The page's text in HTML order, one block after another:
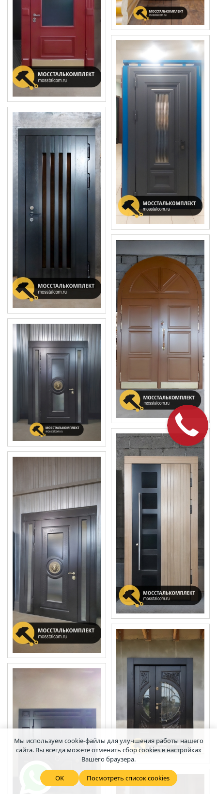
Мы используем cookie-файлы для улучшения работы нашего
сайта. Вы всегда можете отменить сбор cookies в настройках
Вашего браузера.
OK Посмотреть список cookies